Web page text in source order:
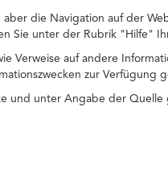
die Navigation auf der
Sie unter der Rubrik "Hilfe"
Verweise auf andere
zur Verfügung
und unter Angabe der Quelle